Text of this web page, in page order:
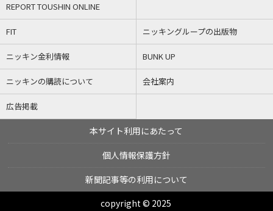
REPORT TOUSHIN ONLINE
FIT ニッキングループの出版物
ニッキン金利情報 BUNK UP
ニッキンの購読について 会社案内
広告掲載
本サイト利用にあたって
個人情報保護方針
新聞記事等の利用について
copyright © 2025